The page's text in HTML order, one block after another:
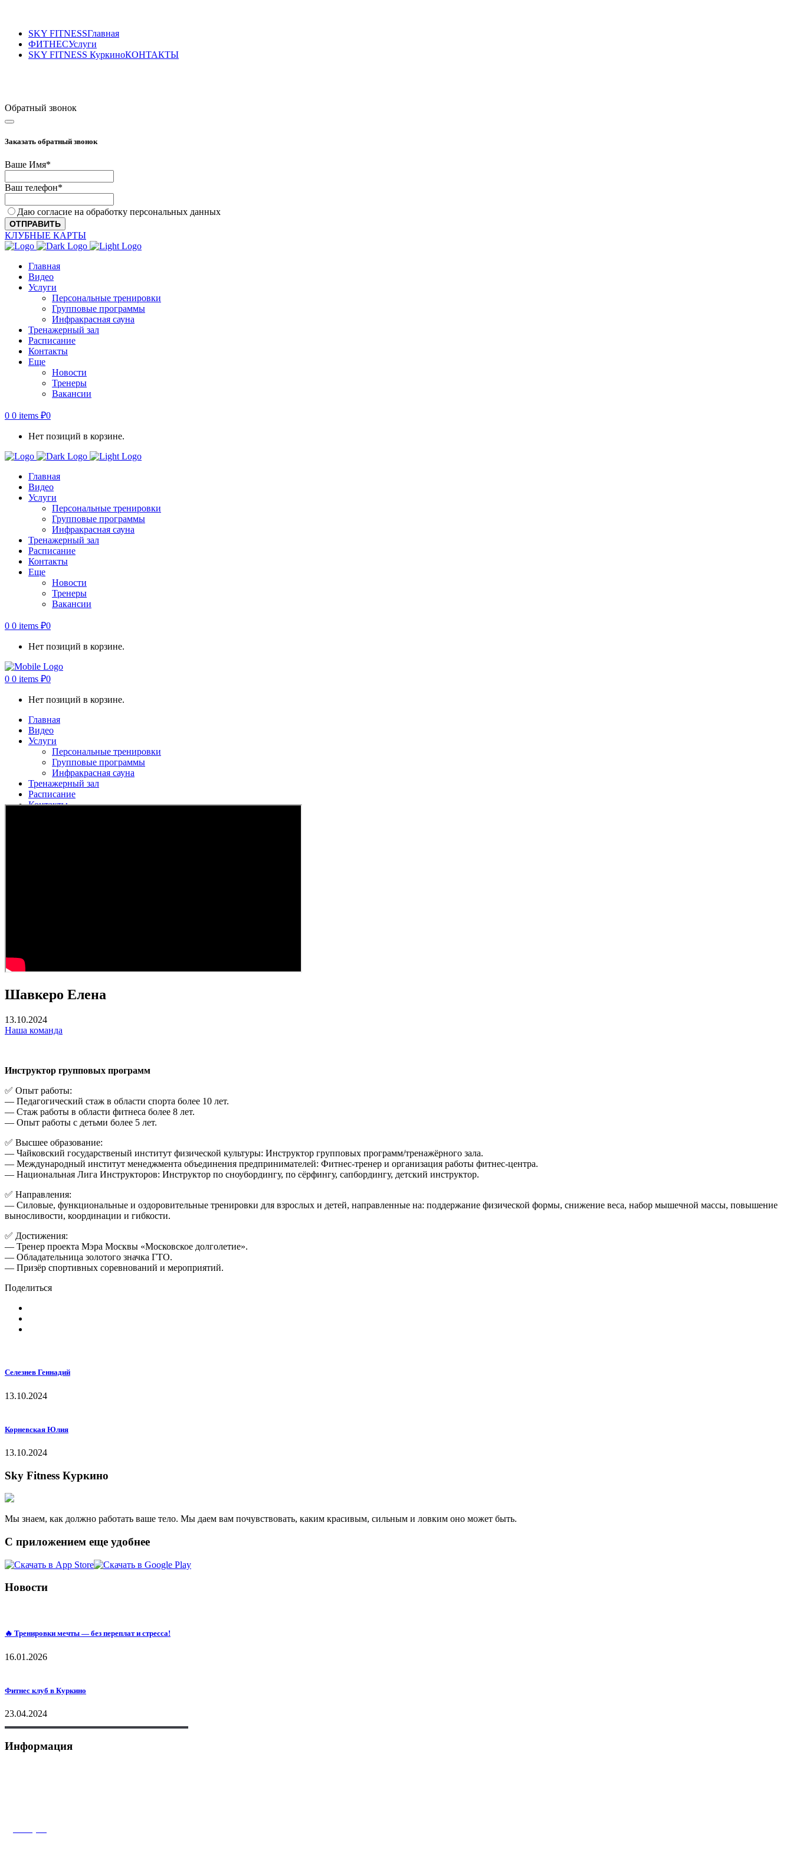
SKY FITNESSГлавная
ФИТНЕСУслуги
SKY FITNESS КуркиноКОНТАКТЫ
Обратный звонок
Заказать обратный звонок
Ваше Имя*
Contact
Ваш телефон*
Даю согласие на обработку персональных данных
ОТПРАВИТЬ
КЛУБНЫЕ КАРТЫ
Главная
Видео
Услуги
Персональные тренировки
Групповые программы
Инфракрасная сауна
Тренажерный зал
Расписание
Контакты
Еще
Новости
Тренеры
Вакансии
0 0 items ₽0
Нет позиций в корзине.
Главная
Видео
Услуги
Персональные тренировки
Групповые программы
Инфракрасная сауна
Тренажерный зал
Расписание
Контакты
Еще
Новости
Тренеры
Вакансии
0 0 items ₽0
Нет позиций в корзине.
0 0 items ₽0
Нет позиций в корзине.
Главная
Видео
Услуги
Персональные тренировки
Групповые программы
Инфракрасная сауна
Тренажерный зал
Расписание
Контакты
Шавкеро Елена
13.10.2024
Наша команда
Инструктор групповых программ
✅ Опыт работы:
— Педагогический стаж в области спорта более 10 лет.
— Стаж работы в области фитнеса более 8 лет.
— Опыт работы с детьми более 5 лет.
✅ Высшее образование:
— Чайковский государственый институт физической культуры: Инструктор групповых программ/тренажёрного зала.
— Международный институт менеджмента объединения предпринимателей: Фитнес-тренер и организация работы фитнес-центра.
— Национальная Лига Инструкторов: Инструктор по сноубордингу, по сёрфингу, сапбордингу, детский инструктор.
✅ Направления:
— Силовые, функциональные и оздоровительные тренировки для взрослых и детей, направленные на: поддержание физической формы, снижение веса, набор мышечной массы, повышение
выносливости, координации и гибкости.
✅ Достижения:
— Тренер проекта Мэра Москвы «Московское долголетие».
— Обладательница золотого значка ГТО.
— Призёр спортивных соревнований и мероприятий.
Поделиться
Селезнев Геннадий
13.10.2024
Корневская Юлия
13.10.2024
Sky Fitness Куркино
Мы знаем, как должно работать ваше тело. Мы даем вам почувствовать, каким красивым, сильным и ловким оно может быть.
С приложением еще удобнее
Новости
🔥 Тренировки мечты — без переплат и стресса!
16.01.2026
Фитнес клуб в Куркино
23.04.2024
Информация